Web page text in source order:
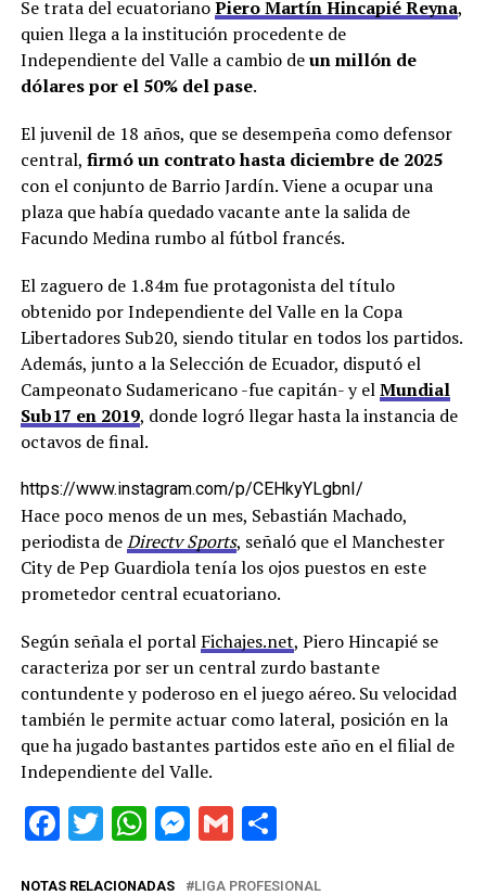
Se trata del ecuatorianoPiero Martín Hincapié Reyna,
quien llega a la institución procedente de
Independiente del Valle a cambio deun millón de
dólares por el 50% del pase.
El juvenil de 18 años, que se desempeña como defensor
central, firmó un contrato hasta diciembre de 2025
con el conjunto de Barrio Jardín. Viene a ocupar una
plaza que había quedado vacante ante la salida de
Facundo Medina rumbo al fútbol francés.
El zaguero de 1.84m fue protagonista del título
obtenido por Independiente del Valle en la Copa
Libertadores Sub20, siendo titular en todos los partidos.
Además, junto a la Selección de Ecuador, disputó el
Campeonato Sudamericano -fue capitán- y elMundial
Sub17 en 2019, donde logró llegar hasta la instancia de
octavos de final.
https://www.instagram.com/p/CEHkyYLgbnI/
Hace poco menos de un mes, Sebastián Machado,
periodista deDirectv Sports, señaló que el Manchester
City de Pep Guardiola tenía los ojos puestos en este
prometedor central ecuatoriano.
Según señala el portal Fichajes.net, Piero Hincapié se
caracteriza por ser un central zurdo bastante
contundente y poderoso en el juego aéreo. Su velocidad
también le permite actuar como lateral, posición en la
que ha jugado bastantes partidos este año en el filial de
Independiente del Valle.
Facebook
Twitter
WhatsApp
Messenger
GmailShare
NOTAS RELACIONADAS
LIGA PROFESIONAL